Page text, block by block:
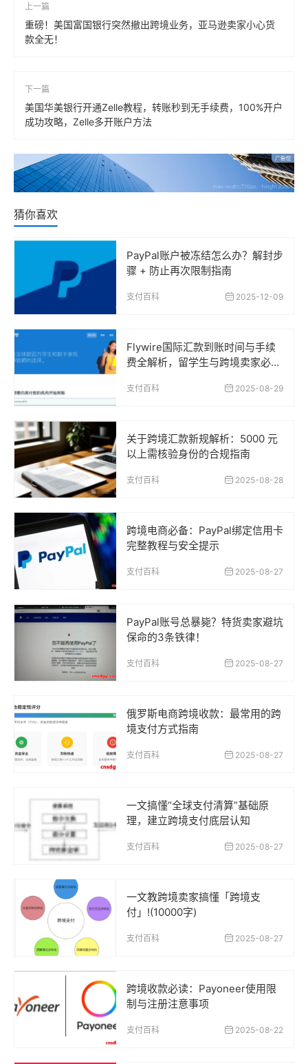
上一篇
重磅！美国富国银行突然撤出跨境业务，亚马逊卖家小心货
款全无！
下一篇
美国华美银行开通Zelle教程，转账秒到无手续费，100%开户
成功攻略，Zelle多开账户方法
猜你喜欢
PayPal账户被冻结怎么办？解封步
骤 + 防止再次限制指南
支付百科 2025-12-09
Flywire国际汇款到账时间与手续
费全解析，留学生与跨境卖家必读
支付百科 2025-08-29
关于跨境汇款新规解析：5000 元
以上需核验身份的合规指南
支付百科 2025-08-28
跨境电商必备：PayPal绑定信用卡
完整教程与安全提示
支付百科 2025-08-27
PayPal账号总暴毙？特货卖家避坑
保命的3条铁律！
支付百科 2025-08-27
俄罗斯电商跨境收款：最常用的跨
境支付方式指南
支付百科 2025-08-27
一文搞懂“全球支付清算”基础原
理，建立跨境支付底层认知
支付百科 2025-08-27
一文教跨境卖家搞懂「跨境支
付」!(10000字)
支付百科 2025-08-27
跨境收款必读：Payoneer使用限
制与注册注意事项
支付百科 2025-08-22